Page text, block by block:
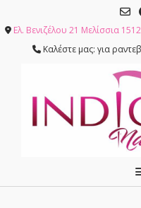
content
Ελ. Βενιζέλου 21 Μελίσσια
Καλέστε μας: για